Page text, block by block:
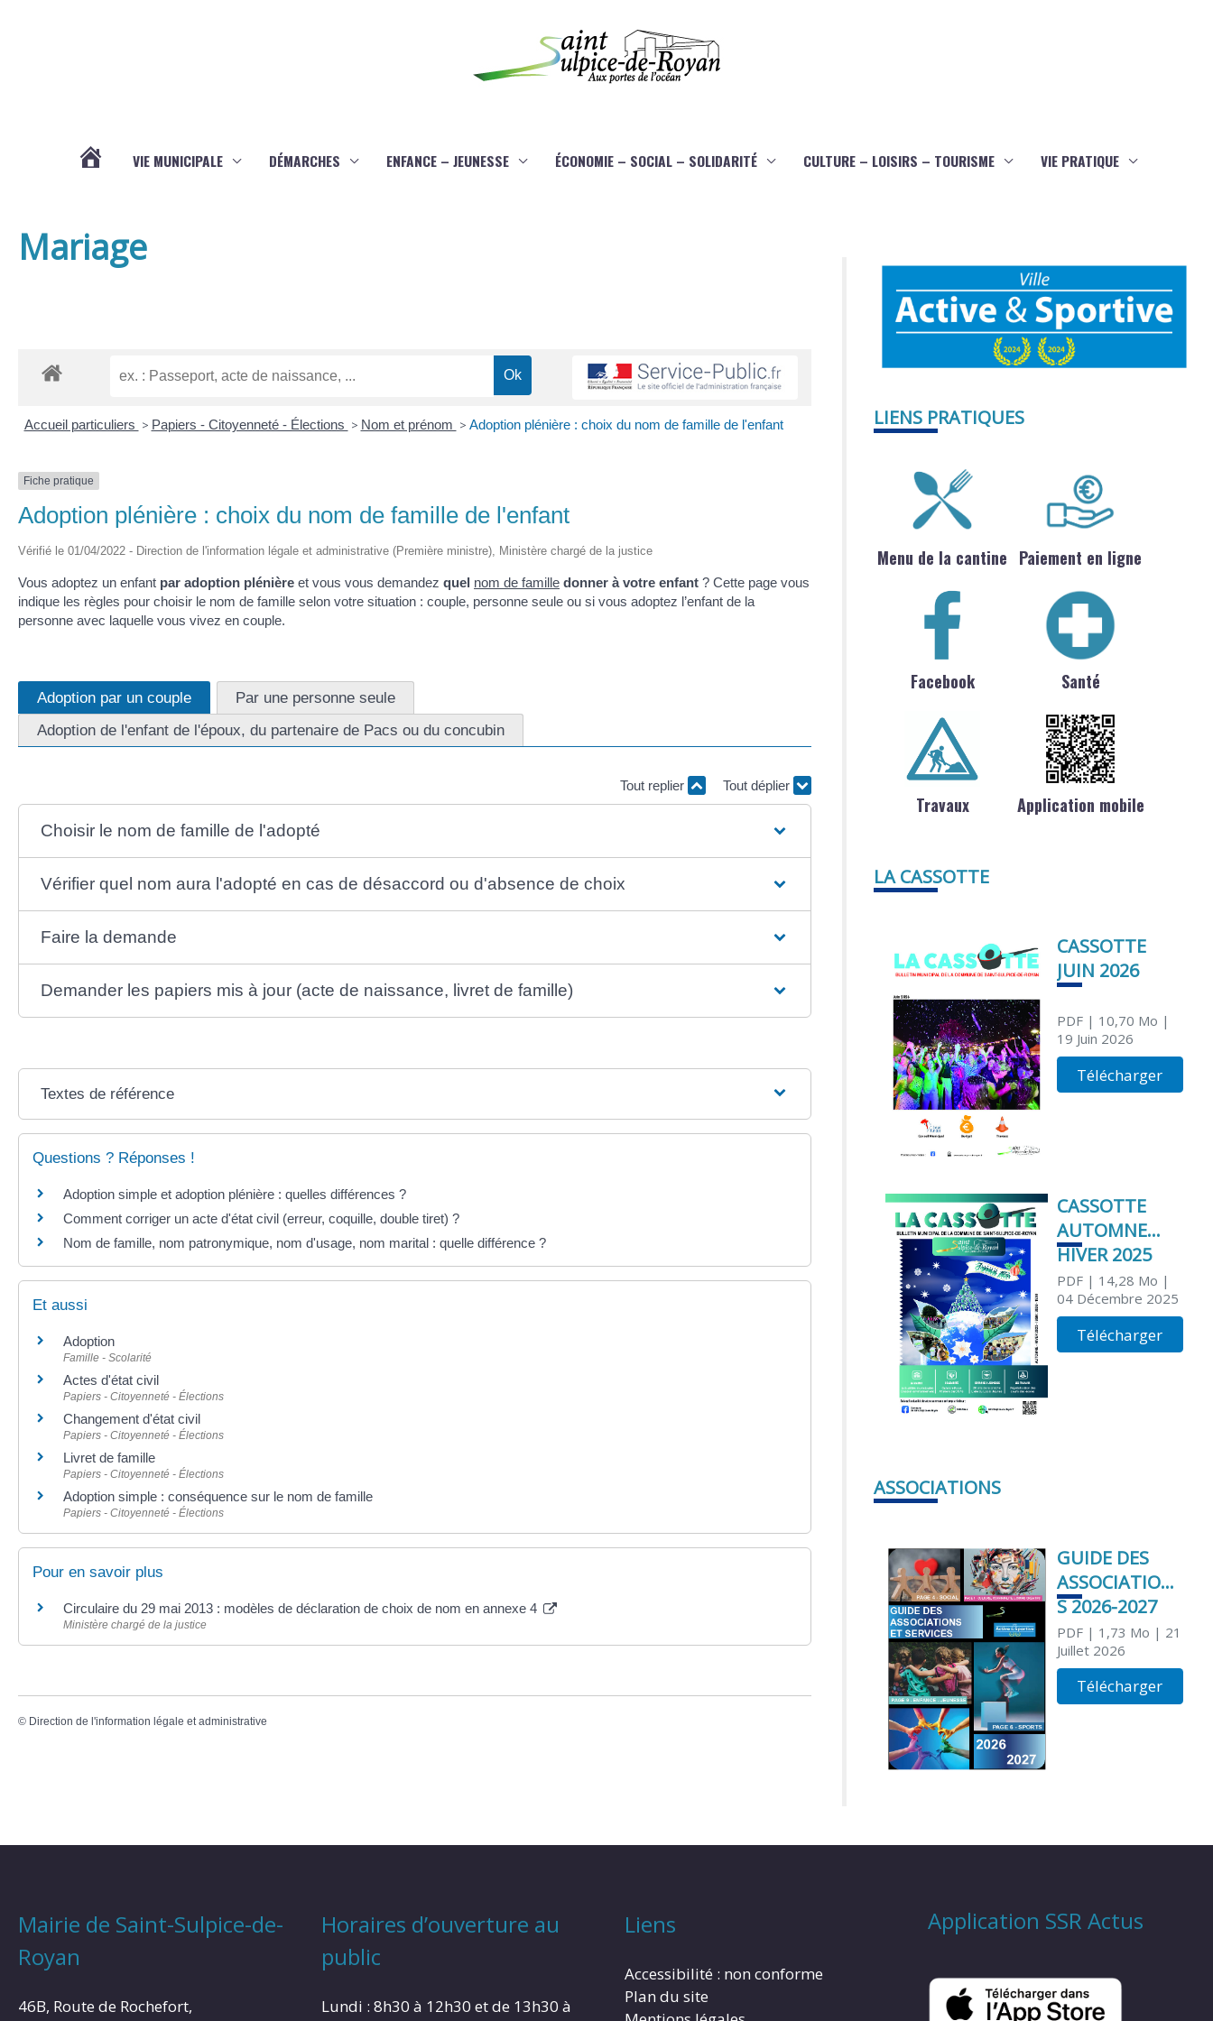
VIE MUNICIPALE DÉMARCHES ENFANCE – JEUNESSE ÉCONOMIE – SOCIAL – SOLIDARITÉ CULTURE – LOISIRS – TOURISME VIE PRATIQUE
Mariage
Accueil particuliers > Papiers - Citoyenneté - Élections > Nom et prénom > Adoption plénière : choix du nom de famille de l'enfant
Fiche pratique
Adoption plénière : choix du nom de famille de l'enfant
Vérifié le 01/04/2022 - Direction de l'information légale et administrative (Première ministre), Ministère chargé de la justice
Vous adoptez un enfant par adoption plénière et vous vous demandez quel nom de famille donner à votre enfant ? Cette page vous
indique les règles pour choisir le nom de famille selon votre situation : couple, personne seule ou si vous adoptez l’enfant de la
personne avec laquelle vous vivez en couple.
Adoption par un couple
Par une personne seule
Adoption de l'enfant de l'époux, du partenaire de Pacs ou du concubin
Tout replier Tout déplier
Choisir le nom de famille de l'adopté
Vérifier quel nom aura l'adopté en cas de désaccord ou d'absence de choix
Faire la demande
Demander les papiers mis à jour (acte de naissance, livret de famille)
Textes de référence
Questions ? Réponses !
Adoption simple et adoption plénière : quelles différences ?
Comment corriger un acte d'état civil (erreur, coquille, double tiret) ?
Nom de famille, nom patronymique, nom d'usage, nom marital : quelle différence ?
Et aussi
Adoption
Famille - Scolarité
Actes d'état civil
Papiers - Citoyenneté - Élections
Changement d'état civil
Papiers - Citoyenneté - Élections
Livret de famille
Papiers - Citoyenneté - Élections
Adoption simple : conséquence sur le nom de famille
Papiers - Citoyenneté - Élections
Pour en savoir plus
Circulaire du 29 mai 2013 : modèles de déclaration de choix de nom en annexe 4
Ministère chargé de la justice
© Direction de l'information légale et administrative
LIENS PRATIQUES
Menu de la cantine Paiement en ligne
Facebook Santé
Travaux Application mobile
LA CASSOTTE
CASSOTTE
JUIN 2026
PDF| 10,70 Mo |
19 Juin 2026
Télécharger
CASSOTTE
AUTOMNE
HIVER 2025
PDF| 14,28 Mo |
04 Décembre 2025
Télécharger
ASSOCIATIONS
GUIDE DES
ASSOCIATION
S 2026-2027
PDF| 1,73 Mo | 21
Juillet 2026
Télécharger
Mairie de Saint-Sulpice-de-
Royan
46B, Route de Rochefort,
Horaires d’ouverture au
public
Lundi : 8h30 à 12h30 et de 13h30 à
Liens
Accessibilité : non conforme
Plan du site
Application SSR Actus